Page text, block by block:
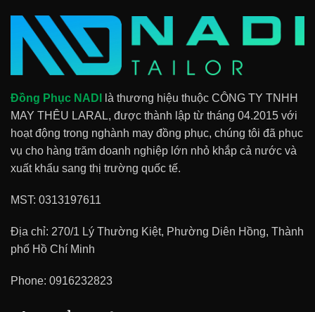
Đồng Phục NADI
là thương hiệu thuộc CÔNG TY TNHH
MAY THÊU LARAL, được thành lập từ tháng 04.2015 với
hoạt động trong nghành may đồng phục, chúng tôi đã phục
vụ cho hàng trăm doanh nghiệp lớn nhỏ khắp cả nước và
xuất khẩu sang thị trường quốc tế.
MST: 0313197611
Địa chỉ: 270/1 Lý Thường Kiệt, Phường Diên Hồng, Thành
phố Hồ Chí Minh
Phone: 0916232823